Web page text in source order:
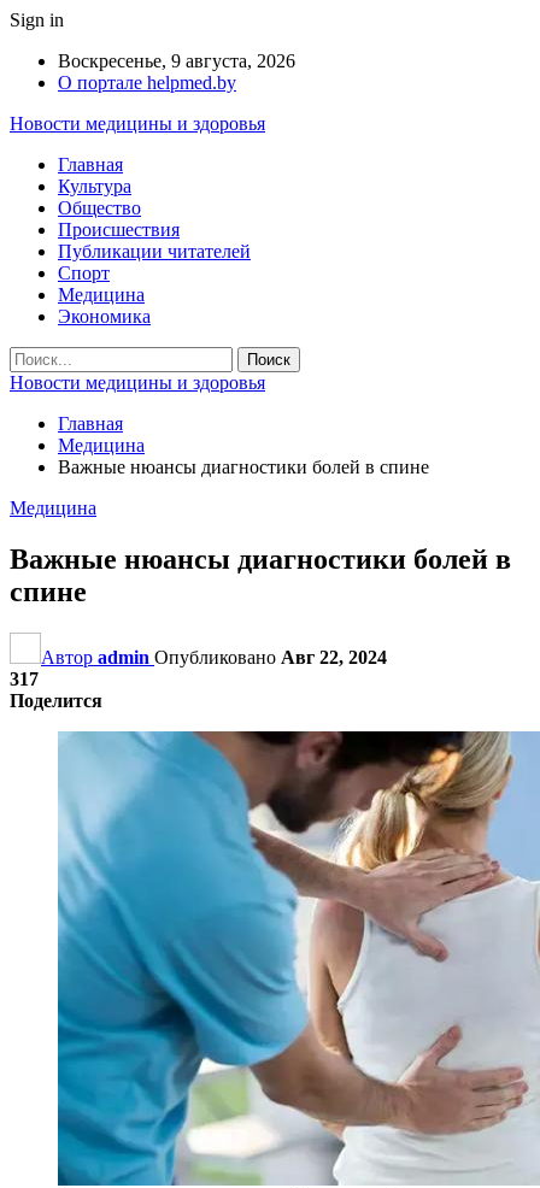
Sign in
Воскресенье, 9 августа, 2026
О портале helpmed.by
Новости медицины и здоровья
Главная
Культура
Общество
Происшествия
Публикации читателей
Спорт
Медицина
Экономика
Новости медицины и здоровья
Главная
Медицина
Важные нюансы диагностики болей в спине
Медицина
Важные нюансы диагностики болей в
спине
Автор admin Опубликовано Авг 22, 2024
317
Поделится